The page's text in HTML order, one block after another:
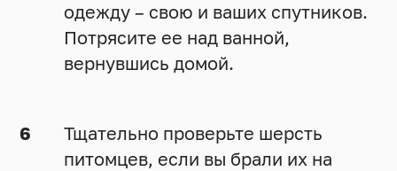
одежду – свою и ваших спутников.
Потрясите ее над ванной,
вернувшись домой.
Тщательно проверьте шерсть
питомцев, если вы брали их на